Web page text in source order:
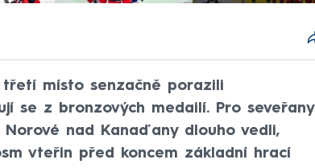
třetí místo senzačně porazili
se z bronzových medailí. Pro seveřany
nad Kanaďany dlouho vedli,
vteřin před koncem základní hrací